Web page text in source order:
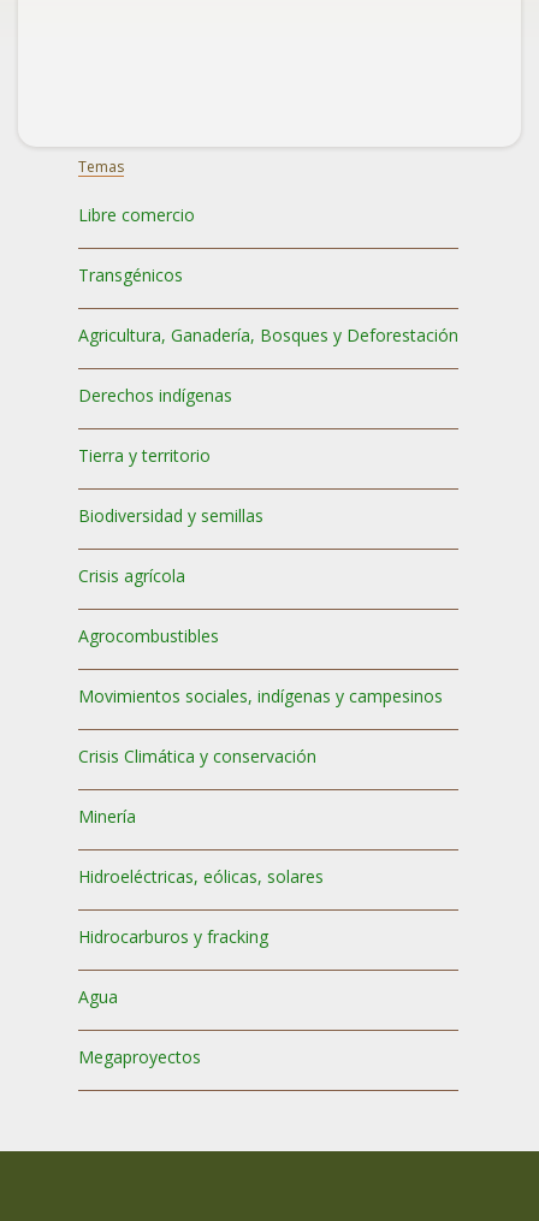
Temas
Libre comercio
Transgénicos
Agricultura, Ganadería, Bosques y Deforestación
Derechos indígenas
Tierra y territorio
Biodiversidad y semillas
Crisis agrícola
Agrocombustibles
Movimientos sociales, indígenas y campesinos
Crisis Climática y conservación
Minería
Hidroeléctricas, eólicas, solares
Hidrocarburos y fracking
Agua
Megaproyectos